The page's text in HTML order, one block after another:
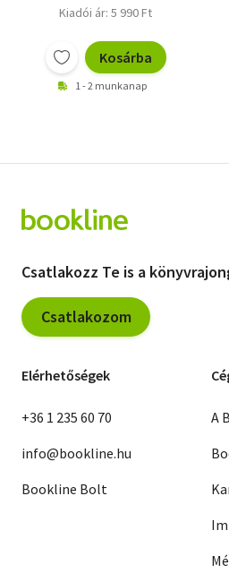
Kiadói ár: 5 990 Ft
Kosárba
1 - 2 munkanap
Csatlakozz Te is a
Csatlakozom
Elérhetőségek
+36 1 235 60 70
info@bookline.hu
Bookline Bolt
A